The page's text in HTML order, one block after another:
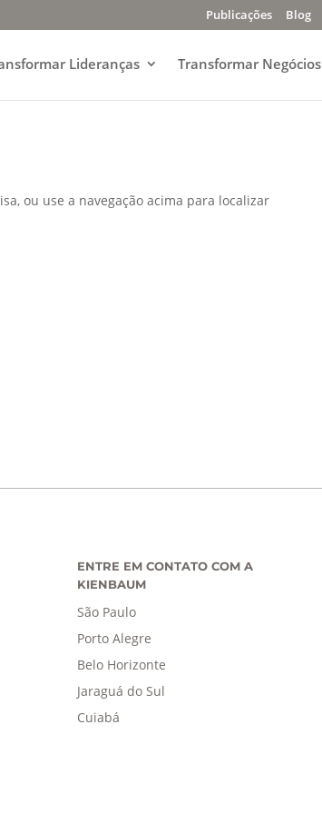
Publicações Blog
Lideranças Transformar Negócios
ou use a navegação acima para localizar
ENTRE EM CONTATO COM A
KIENBAUM
São Paulo
Porto Alegre
Belo Horizonte
Jaraguá do Sul
Cuiabá